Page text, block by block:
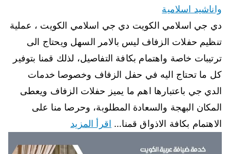
واناشيد اسلامية
دي جي اسلامي الكويت دي جي اسلامي الكويت ، عملية
تنظيم حفلات الزفاف ليس بالامر السهل ويحتاج الى
ترتيبات خاصة واهتمام بكافة التفاصيل، لذلك قمنا بتوفير
كل ما تحتاج اليه في حفل الزفاف وخصوصا خدمات
الدي جي باعتبارها اهم ما يميز حفلات الزفاف ويعطى
المكان البهجة والسعادة المطلوبة، وحرصا منا على
الاهتمام بكافة الاذواق قمنا… اقرأ المزيد